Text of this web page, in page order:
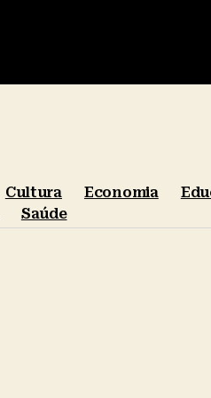
Cultura Economia
Saúde